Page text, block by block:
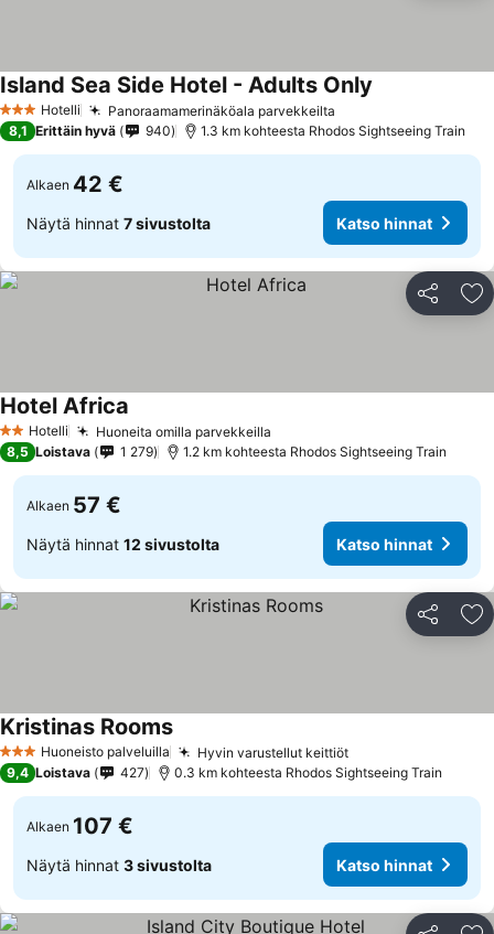
3 Tähtiluokitus
Hotelli Panoraamamerinäköala parvekkeilta
Island Sea Side Hotel - Adults Only
8,1 Erittäin hyvä 940 1.3 km kohteesta Rhodos Sightseeing Train
Alkaen 42 €
Näytä hinnat 7 sivustolta Katso hinnat
Jaa
2 Tähtiluokitus
Hotelli Huoneita omilla parvekkeilla
Hotel Africa
8,5 Loistava 1 279 1.2 km kohteesta Rhodos Sightseeing Train
Alkaen 57 €
Näytä hinnat 12 sivustolta Katso hinnat
Jaa
3 Tähtiluokitus
Huoneisto palveluilla Hyvin varustellut keittiötKatso hinnat
Kristinas RoomsKatso hinnat
9,4 Loistava 427 0.3 km kohteesta Rhodos Sightseeing Train
Alkaen 107 €
Näytä hinnat 3 sivustolta Katso hinnat